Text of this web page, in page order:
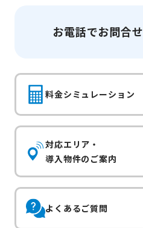
お電話でお問合せ
料金シミュレーション
対応エリア・
導入物件のご案内
よくあるご質問